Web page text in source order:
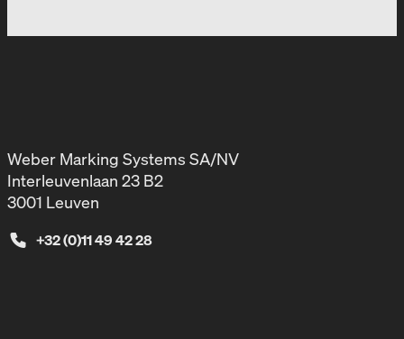
Weber Marking Systems SA/NV
Interleuvenlaan 23 B2
3001 Leuven
+32 (0)11 49 42 28